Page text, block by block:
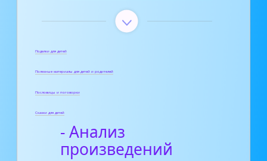
Поделки для детей
Полезные материалы для детей и родителей
Пословицы и поговорки
Сказки для детей
- Анализ
произведений